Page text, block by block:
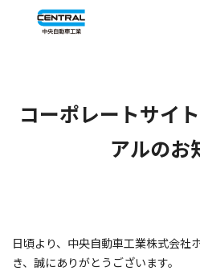
コーポレート
リニューアル
コーポレートサイ
アルのお
日頃より、中央自動車工業株式会社
き、誠にありがとうございます。